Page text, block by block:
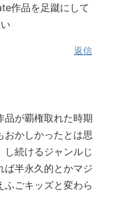
作品を足蹴にして
返信
品が覇権取れた時期
おかしかったとは思
し続けるジャンルじ
ば半永久的とかマジ
ふごキッズと変わら